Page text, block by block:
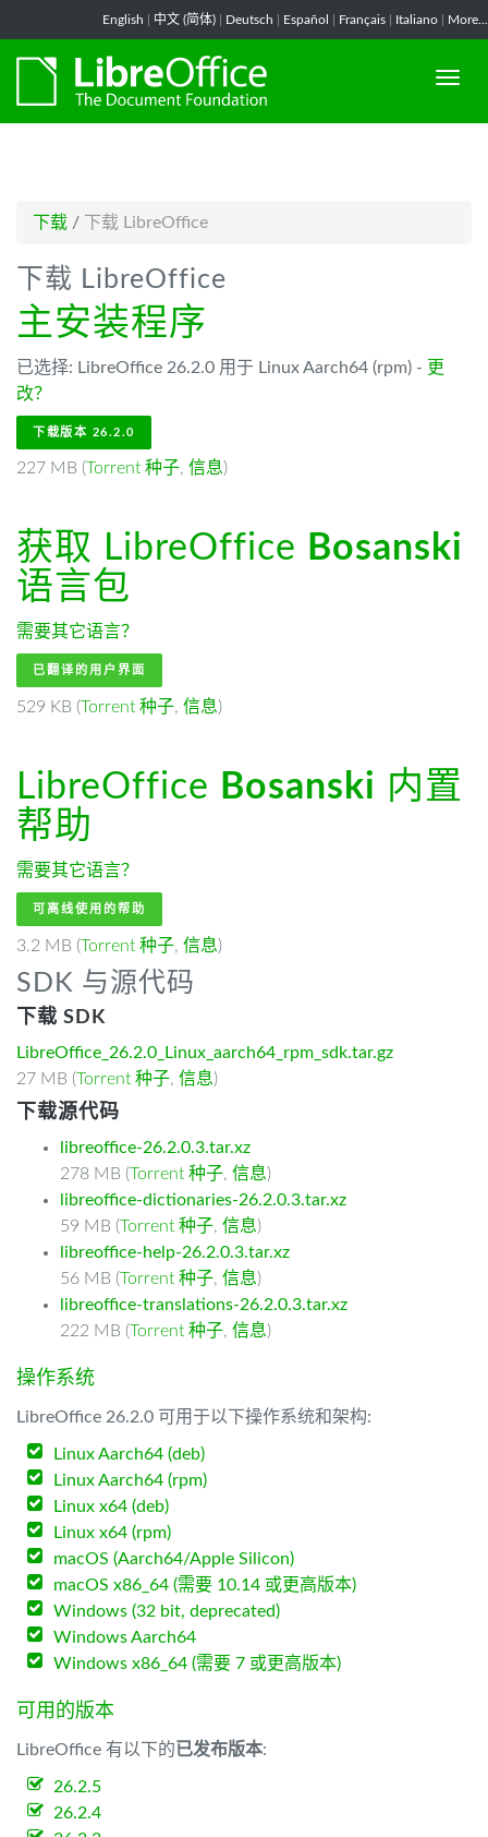
English 中文 (简体) Deutsch Español Français Italiano More...
下载 / 下载 LibreOffice
下载 LibreOffice
主安装程序
已选择: LibreOffice 26.2.0 用于 Linux Aarch64 (rpm) - 更
改？
下载版本 26.2.0
227 MB (Torrent 种子, 信息)
获取 LibreOffice Bosanski
语言包
需要其它语言？
已翻译的用户界面
529 KB (Torrent 种子, 信息)
LibreOffice Bosanski 内置
帮助
需要其它语言？
可离线使用的帮助
3.2 MB (Torrent 种子, 信息)
SDK 与源代码
下载 SDK
LibreOffice_26.2.0_Linux_aarch64_rpm_sdk.tar.gz
27 MB (Torrent 种子, 信息)
下载源代码
libreoffice-26.2.0.3.tar.xz
278 MB (Torrent 种子, 信息)
libreoffice-dictionaries-26.2.0.3.tar.xz
59 MB (Torrent 种子, 信息)
libreoffice-help-26.2.0.3.tar.xz
56 MB (Torrent 种子, 信息)
libreoffice-translations-26.2.0.3.tar.xz
222 MB (Torrent 种子, 信息)
操作系统
LibreOffice 26.2.0 可用于以下操作系统和架构:
Linux Aarch64 (deb)
Linux Aarch64 (rpm)
Linux x64 (deb)
Linux x64 (rpm)
macOS (Aarch64/Apple Silicon)
macOS x86_64 (需要 10.14 或更高版本)
Windows (32 bit, deprecated)
Windows Aarch64
Windows x86_64 (需要 7 或更高版本)
可用的版本
LibreOffice 有以下的已发布版本:
26.2.5
26.2.4